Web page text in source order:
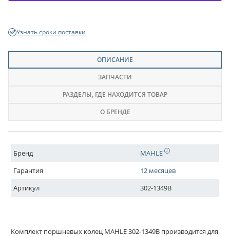
Узнать сроки поставки
ОПИСАНИЕ
ЗАПЧАСТИ
РАЗДЕЛЫ, ГДЕ НАХОДИТСЯ ТОВАР
О БРЕНДЕ
Бренд
MAHLE
Гарантия
12 месяцев
Артикул
302-1349B
Комплект поршневых колец MAHLE 302-1349B производится для